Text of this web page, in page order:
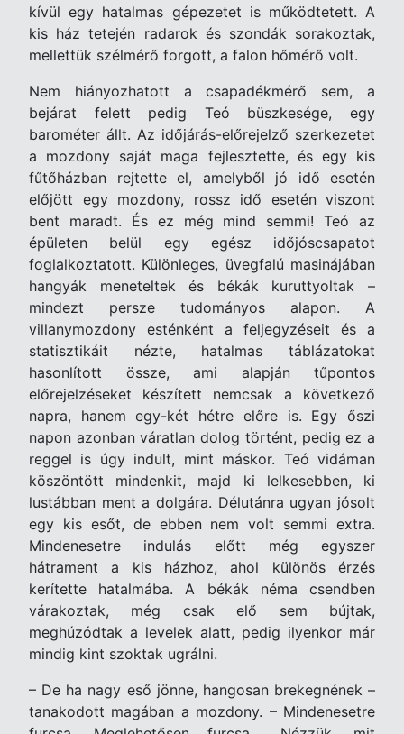
kívül egy hatalmas gépezetet is működtetett. A
kis ház tetején radarok és szondák sorakoztak,
mellettük szélmérő forgott, a falon hőmérő volt.
Nem hiányozhatott a csapadékmérő sem, a
bejárat felett pedig Teó büszkesége, egy
barométer állt. Az időjárás-előrejelző szerkezetet
a mozdony saját maga fejlesztette, és egy kis
fűtőházban rejtette el, amelyből jó idő esetén
előjött egy mozdony, rossz idő esetén viszont
bent maradt. És ez még mind semmi! Teó az
épületen belül egy egész időjóscsapatot
foglalkoztatott. Különleges, üvegfalú masinájában
hangyák meneteltek és békák kuruttyoltak –
mindezt persze tudományos alapon. A
villanymozdony esténként a feljegyzéseit és a
statisztikáit nézte, hatalmas táblázatokat
hasonlított össze, ami alapján tűpontos
előrejelzéseket készített nemcsak a következő
napra, hanem egy-két hétre előre is. Egy őszi
napon azonban váratlan dolog történt, pedig ez a
reggel is úgy indult, mint máskor. Teó vidáman
köszöntött mindenkit, majd ki lelkesebben, ki
lustábban ment a dolgára. Délutánra ugyan jósolt
egy kis esőt, de ebben nem volt semmi extra.
Mindenesetre indulás előtt még egyszer
hátrament a kis házhoz, ahol különös érzés
kerítette hatalmába. A békák néma csendben
várakoztak, még csak elő sem bújtak,
meghúzódtak a levelek alatt, pedig ilyenkor már
mindig kint szoktak ugrálni.
– De ha nagy eső jönne, hangosan brekegnének –
tanakodott magában a mozdony. – Mindenesetre